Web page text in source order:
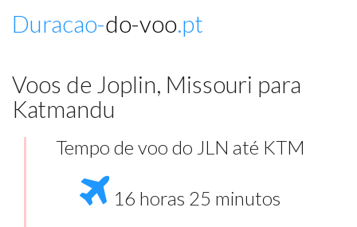
Duracao-do-voo.pt
Voos de Joplin, Missouri para
Katmandu
Tempo de voo do JLN até KTM
16 horas 25 minutos